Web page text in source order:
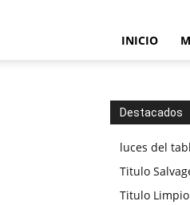
INICIO
Destacados
luces del
Titulo
Titulo Limpio